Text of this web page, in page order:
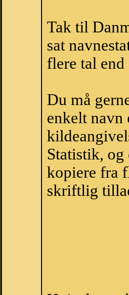
Tak til
sat
flere tal
Du må
enkelt navn
Statistik,
kopiere fra
skriftlig